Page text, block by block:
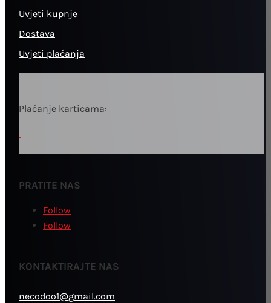
Uvjeti kupnje
Dostava
Uvjeti plaćanja
Plaćanje karticama:
PRATITE NAS
Follow
Follow
KONTAKTIRAJTE NAS
necodoo1@gmail.com